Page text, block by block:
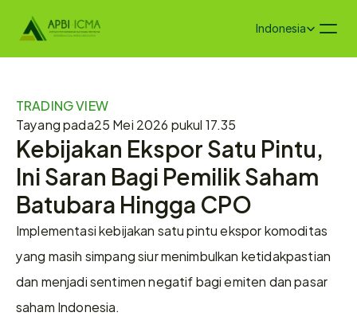
Select Language
Indonesia
TRADING VIEW
Tayang pada25 Mei 2026 pukul 17.35
Kebijakan Ekspor Satu Pintu,
Ini Saran Bagi Pemilik Saham
Batubara Hingga CPO
Implementasi kebijakan satu pintu ekspor komoditas
yang masih simpang siur menimbulkan ketidakpastian
dan menjadi sentimen negatif bagi emiten dan pasar
saham Indonesia.